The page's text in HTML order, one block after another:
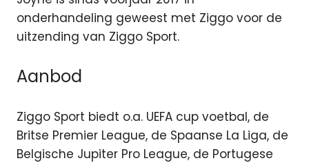
onderhandeling geweest met Ziggo voor de
uitzending van Ziggo Sport.
Aanbod
Ziggo Sport biedt o.a. UEFA cup voetbal, de
Britse Premier League, de Spaanse La Liga, de
Belgische Jupiter Pro League, de Portugese